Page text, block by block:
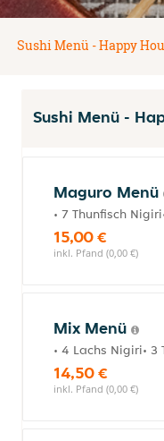
Sushi Menü - Happy
Sushi Menü -
Maguro Menü
• 7 Thunfisch
15,00 €
inkl. Pfand (0,00 €)
Mix Menü
• 4 Lachs Nigiri•
14,50 €
inkl. Pfand (0,00 €)